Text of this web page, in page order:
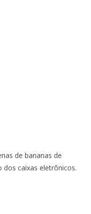
de bananas de
caixas eletrônicos.